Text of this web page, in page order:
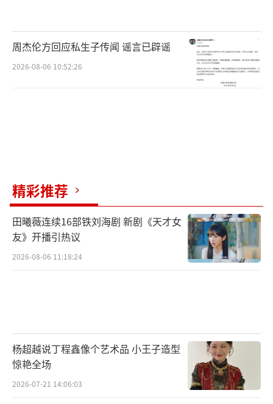
周杰伦方回应私生子传闻 谣言已辟谣
2026-08-06 10:52:26
精彩推荐
田曦薇连续16部铁刘海剧 新剧《天才女
友》开播引热议
2026-08-06 11:18:24
杨超越说丁程鑫像个艺术品 小王子造型
惊艳全场
2026-07-21 14:06:03